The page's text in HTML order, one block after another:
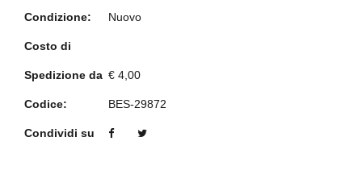
Condizione: Nuovo
Costo di
Spedizione da € 4,00
Codice: BES-29872
Condividi su